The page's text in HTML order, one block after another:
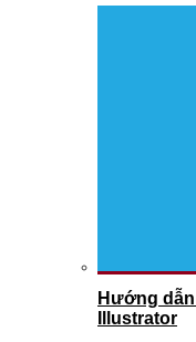
Hướng
Illustrator